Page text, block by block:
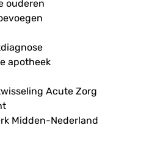
ouderen
apotheek
Acute Zorg
Midden-Nederland